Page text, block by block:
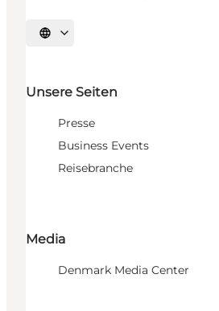
Sprache auswählen
Unsere Seiten
Presse
Business Events
Reisebranche
Media
Denmark Media Center